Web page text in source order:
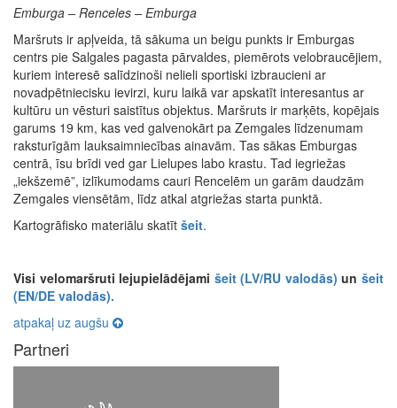
Emburga – Renceles – Emburga
Maršruts ir apļveida, tā sākuma un beigu punkts ir Emburgas
centrs pie Salgales pagasta pārvaldes, piemērots velobraucējiem,
kuriem interesē salīdzinoši nelieli sportiski izbraucieni ar
novadpētniecisku ievirzi, kuru laikā var apskatīt interesantus ar
kultūru un vēsturi saistītus objektus. Maršruts ir marķēts, kopējais
garums 19 km, kas ved galvenokārt pa Zemgales līdzenumam
raksturīgām lauksaimniecības ainavām. Tas sākas Emburgas
centrā, īsu brīdi ved gar Lielupes labo krastu. Tad iegriežas
„iekšzemē”, izlīkumodams cauri Rencelēm un garām daudzām
Zemgales viensētām, līdz atkal atgriežas starta punktā.
Kartogrāfisko materiālu skatīt šeit.
Visi velomaršruti lejupielādējami šeit (LV/RU valodās) unšeit
(EN/DE valodās).
atpakaļ uz augšu
Partneri